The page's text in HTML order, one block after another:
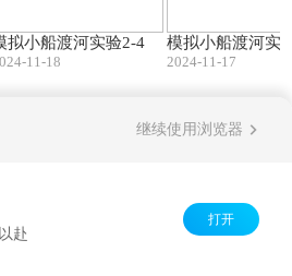
拟小船渡河实验2-4
11-18
模拟小船渡河实
2024-11-17
继续使用浏览器
赴
打开